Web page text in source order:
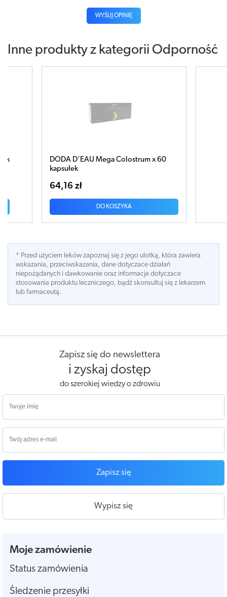
WYŚLIJ OPINIĘ
Inne produkty z kategorii Odporność
DODA D'EAU Mega Colostrum x 60
* Przed użyciem leków zapoznaj się z jego ulotką, która zawiera
wskazania, przeciwskazania, dane dotyczace działań
niepożądanych i dawkowanie oraz informacje dotyczace
stosowania produktu leczniczego, bądź skonsultuj się z lekarzem
lub farmaceutą.
Zapisz się do newslettera
i zyskaj dostęp
do szerokiej wiedzy o zdrowiu
Zapisz się
Wypisz się
Moje zamówienie
Status zamówienia
Śledzenie przesyłki